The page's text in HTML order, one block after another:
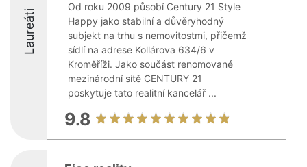
Laureáti
Od roku 2009 působí Century 21 Style
Happy jako stabilní a důvěryhodný
subjekt na trhu s nemovitostmi, přičemž
sídlí na adrese Kollárova 634/6 v
Kroměříži. Jako součást renomované
mezinárodní sítě CENTURY 21
poskytuje tato realitní kancelář ...
9.8